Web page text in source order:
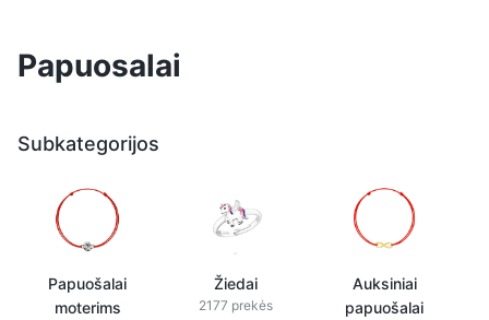
Papuosalai
Subkategorijos
Papuošalai
moterims
Žiedai
2177 prekės
Auksiniai
papuošalai